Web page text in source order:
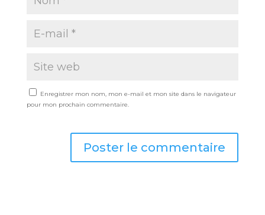
Enregistrer mon nom, mon e-mail et mon site dans le navigateur
pour mon prochain commentaire.